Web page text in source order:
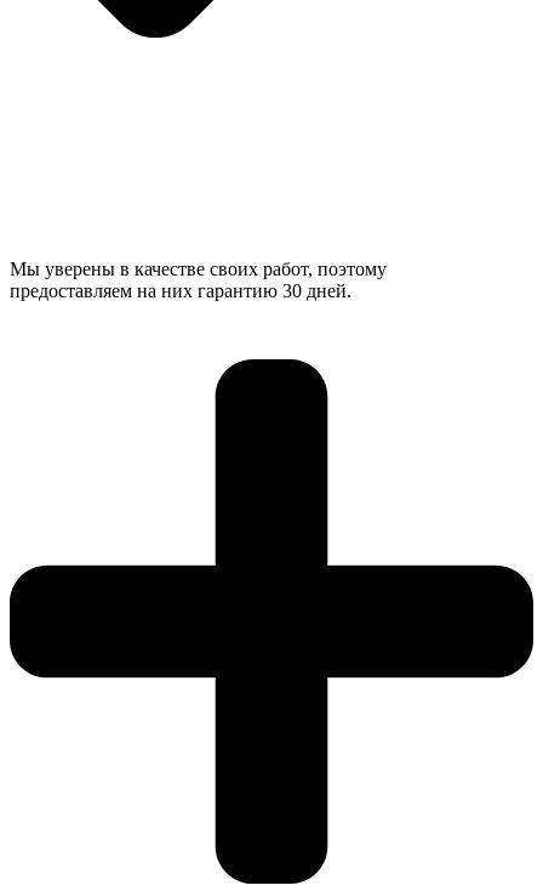
Мы уверены в качестве своих работ, поэтому
предоставляем на них гарантию 30 дней.